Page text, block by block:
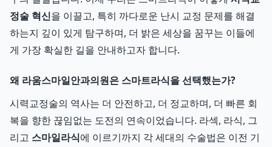
정술 혁신을 이끌고, 특히 까다로운 난시 교정 문제를 해결
하는지 깊이 있게 탐구하며, 더 밝은 세상을 꿈꾸는 이들에
게 가장 확실한 길을 안내하고자 합니다.
왜 라움스마일안과의원은 스마트라식을 선택했는가?
시력교정술의 역사는 더 안전하고, 더 정교하며, 더 빠른 회
복을 향한 끊임없는 도전의 연속이었습니다. 라섹, 라식, 그
리고 스마일라식에 이르기까지 각 세대의 수술법은 이전 기